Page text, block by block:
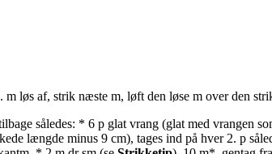
m løs af, strik næste m, løft den løse m over den
således: * 6 p glat vrang (glat med vrangen
længde minus 9 cm), tages ind på hver 2. p